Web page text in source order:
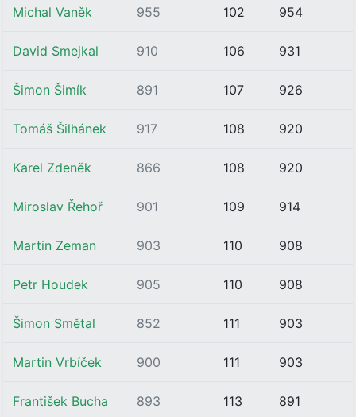
Michal Vaněk 955 102 954
David Smejkal 910 106 931
Šimon Šimík 891 107 926
Tomáš Šilhánek 917 108 920
Karel Zdeněk 866 108 920
Miroslav Řehoř 901 109 914
Martin Zeman 903 110 908
Petr Houdek 905 110 908
Šimon Smětal 852 111 903
Martin Vrbíček 900 111 903
František Bucha 893 113 891